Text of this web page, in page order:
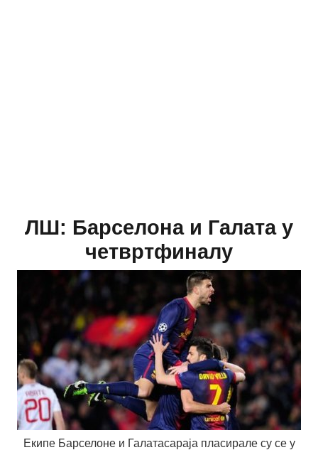
ЛШ: Бaрселона и Галата у
четвртфиналу
Екипе Барселоне и Галатасараја пласирале су се у